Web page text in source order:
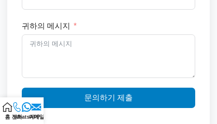
귀하의 메시지
문의하기 제출
홈 전화
WhatsAPP
이메일